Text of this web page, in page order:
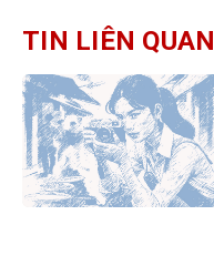
TIN LIÊN QUAN